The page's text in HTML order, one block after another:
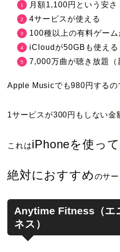
月額1,100円という安さ
4サービスが使える
100種以上の有料ゲーム
iCloudが50GBも使える
7,000万曲が聴き放題（
Apple Musicでも980円するの
1サービスが300円もしない金
これはiPhoneを使っ
絶対におすすめのサー
Anytime Fitness（エ
ネス）